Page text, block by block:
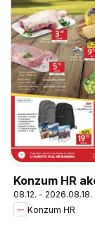
Konzum HR
08.12. - 2026.08.18.
Konzum HR